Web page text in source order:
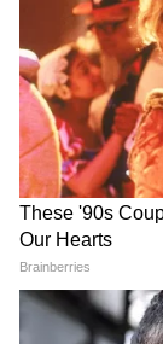
स्थानीय लोगों
खबर मिलते ही
श्रद्धालुओं ने
जानकारों का
से अपने
मार्केटिंग,
Follow Us